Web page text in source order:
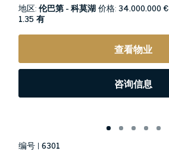
地区:伦巴第 - 科莫湖价格:34.000.000 €
1.35 有
查看物业
咨询信息
编号 | 6301